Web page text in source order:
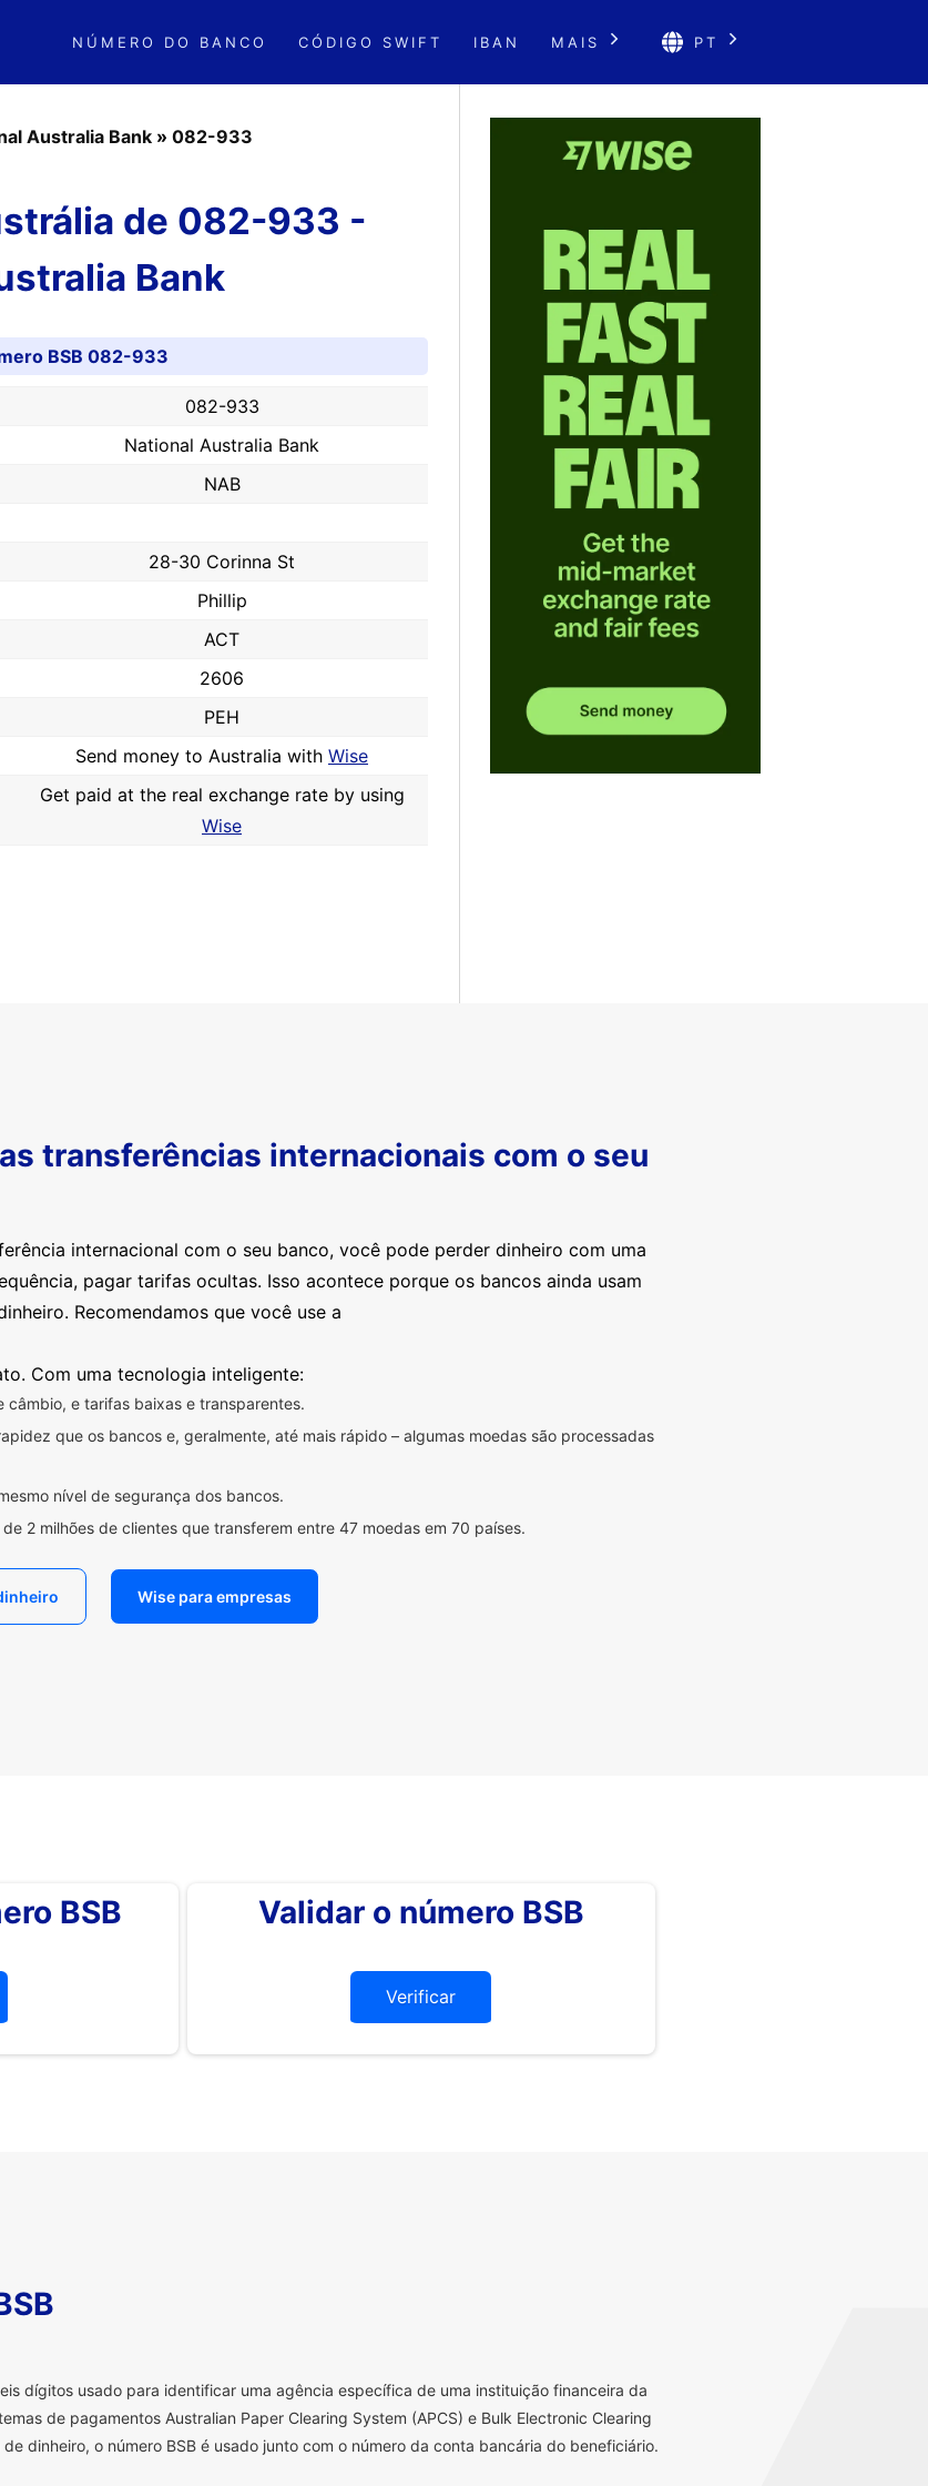
NÚMERO DO BANCO CÓDIGO SWIFT IBAN MAIS PT
Australia Bank » 082-933
de 082-933 -
Bank
BSB 082-933
082-933
National Australia Bank
NAB
28-30 Corinna St
Phillip
ACT
2606
PEH
Send money to Australia with Wise
Get paid at the real exchange rate by using
Wise
transferências internacionais com o seu
internacional com o seu banco, você pode perder dinheiro com uma
pagar tarifas ocultas. Isso acontece porque os bancos ainda usam
Recomendamos que você use a
Com uma tecnologia inteligente:
câmbio, e tarifas baixas e transparentes.
que os bancos e, geralmente, até mais rápido – algumas moedas são processadas
nível de segurança dos bancos.
2 milhões de clientes que transferem entre 47 moedas em 70 países.
Wise para empresas
BSB Validar o número BSB
Verificar
dígitos usado para identificar uma agência específica de uma instituição financeira da
de pagamentos Australian Paper Clearing System (APCS) e Bulk Electronic Clearing
dinheiro, o número BSB é usado junto com o número da conta bancária do beneficiário.